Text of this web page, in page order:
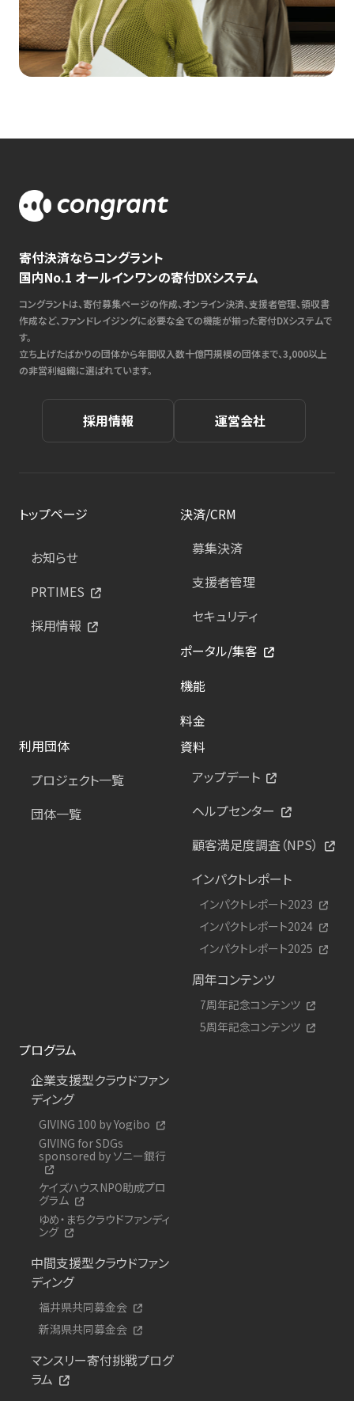
寄付決済ならコングラント
国内No.1 オールインワンの寄付DXシステム
コングラントは、寄付募集ページの作成、オンライン決済、支援者管理、領収書
作成など、ファンドレイジングに必要な全ての機能が揃った寄付DXシステムで
す。
立ち上げたばかりの団体から年間収入数十億円規模の団体まで、3,000以上
の非営利組織に選ばれています。
採用情報 運営会社
トップページ
お知らせ
PRTIMES
採用情報
決済/CRM
募集決済
支援者管理
セキュリティ
ポータル/集客
機能
料金
利用団体
プロジェクト一覧
団体一覧
資料
アップデート
ヘルプセンター
顧客満足度調査（NPS）
インパクトレポート
インパクトレポート2023
インパクトレポート2024
インパクトレポート2025
周年コンテンツ
7周年記念コンテンツ
5周年記念コンテンツ
プログラム
企業支援型クラウドファン
ディング
GIVING 100 by Yogibo
GIVING for SDGs
sponsored by ソニー銀行
ケイズハウスNPO助成プロ
グラム
ゆめ・まちクラウドファンディ
ング
中間支援型クラウドファン
ディング
福井県共同募金会
新潟県共同募金会
マンスリー寄付挑戦プログ
ラム